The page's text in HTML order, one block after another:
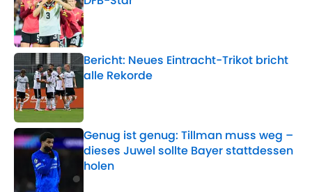
Published by on Invalid Date
Bericht: Neues Eintracht-Trikot bricht
alle Rekorde
Published by on Invalid Date
Genug ist genug: Tillman muss weg –
dieses Juwel sollte Bayer stattdessen
holen